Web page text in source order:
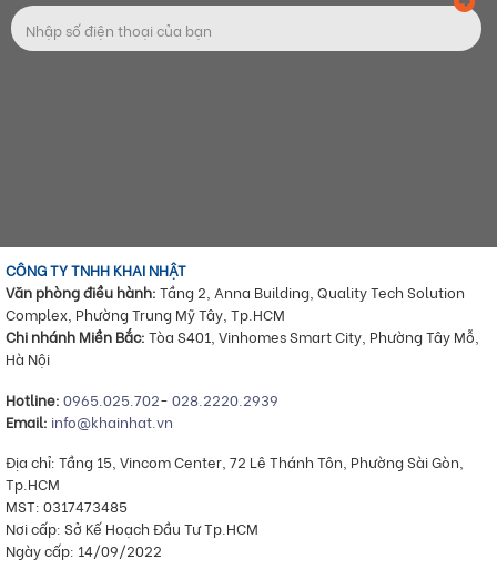
CÔNG TY TNHH KHAI NHẬT
Văn phòng điều hành: Tầng 2, Anna Building, Quality Tech Solution
Complex, Phường Trung Mỹ Tây, Tp.HCM
Chi nhánh Miền Bắc: Tòa S401, Vinhomes Smart City, Phường Tây Mỗ,
Hà Nội
Hotline: 0965.025.702- 028.2220.2939
Email: info@khainhat.vn
Địa chỉ: Tầng 15, Vincom Center, 72 Lê Thánh Tôn, Phường Sài Gòn,
Tp.HCM
MST: 0317473485
Nơi cấp: Sở Kế Hoạch Đầu Tư Tp.HCM
Ngày cấp: 14/09/2022